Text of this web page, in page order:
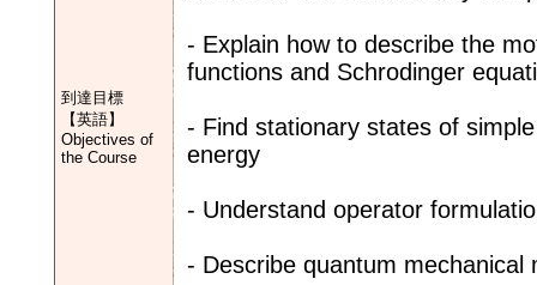
到達目標
【英語】
Objectives of
the Course
- Explain how to describe the
functions and Schrodinger
- Find stationary states of
energy
- Understand operator
- Describe quantum mechanical